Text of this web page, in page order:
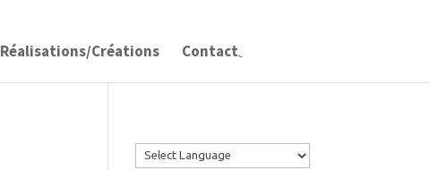
Réalisations/Créations Contact